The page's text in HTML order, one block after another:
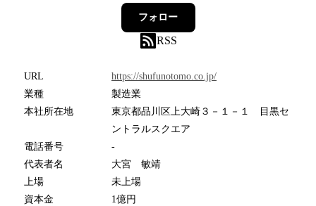
フォロー
RSS
URL
https://shufunotomo.co.jp/
業種
製造業
本社所在地
東京都品川区上大崎３－１－１ 目黒セ
ントラルスクエア
電話番号
-
代表者名
大宮 敏靖
上場
未上場
資本金
1億円